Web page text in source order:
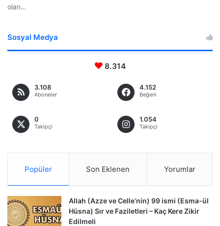
olan…
Sosyal Medya
8.314
3.108
Aboneler
4.152
Beğeni
0
Takipçi
1.054
Takipçi
Popüler Son Eklenen Yorumlar
Allah (Azze ve Celle’nin) 99 ismi (Esma-ül
Hüsna) Sır ve Faziletleri – Kaç Kere Zikir
Edilmeli